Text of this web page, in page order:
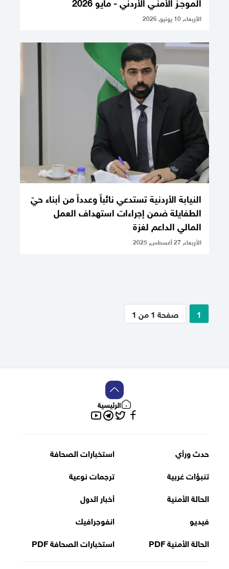
الأربعاء, 10 يونيو, 2026
النيابة الأردنية تستدعي نائباً وعدداً من أبناء حيّ
الطفايلة ضمن إجراءات استهداف العمل
المالي الداعم لغزة
الأربعاء, 27 أغسطس, 2025
1 صفحة 1 من 1
الرئيسية
فيسبوك
تويترتلغراميوتيوب
حدث ورأي
استخبارات الصحافة
تنبؤات غربية
ترجمات نوعية
الحالة الأمنية
أخبار الدول
فيديو
انفوجرافيك
الحالة الأمنية PDF
استخبارات الصحافة PDF